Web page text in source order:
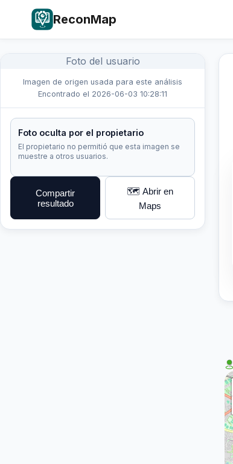
ReconMap
Foto del usuario
Imagen de origen usada para este análisis
Encontrado el 2026-06-03 10:28:11
Foto oculta por el propietario
El propietario no permitió que esta imagen se
muestre a otros usuarios.
Compartir
resultado
🗺️ Abrir en
Maps